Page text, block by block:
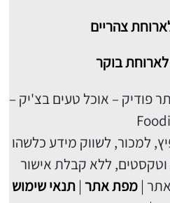
צהריים
בוקר
פודיק – אוכל טעים בצ'יק –
למכור, לשווק מידע כלשהו
ללא קבלת אישור
| מפת אתר | תנאי שימוש